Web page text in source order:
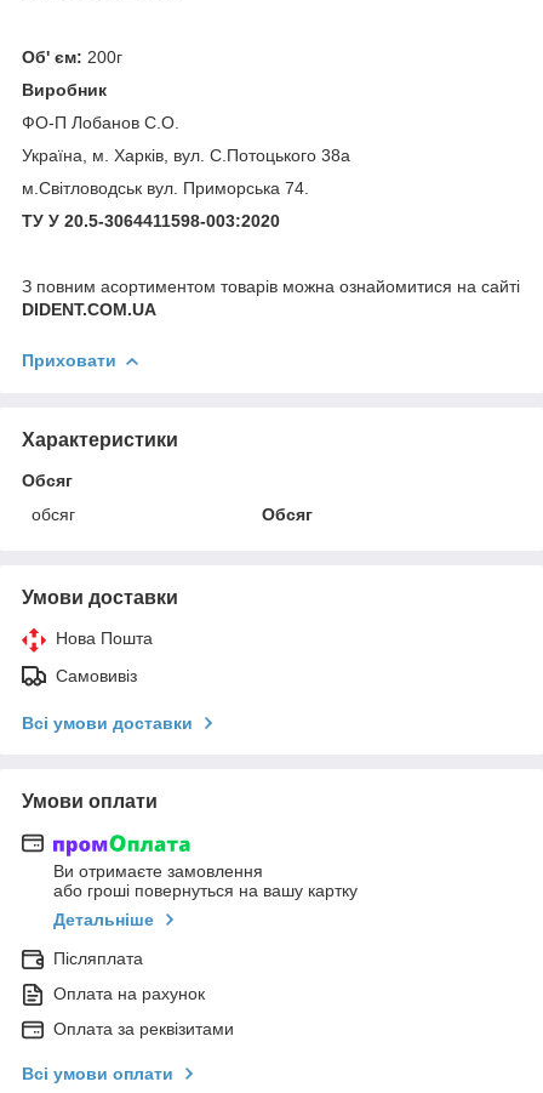
Об' єм: 200г
Виробник
ФО-П Лобанов С.О.
Україна, м. Харків, вул. С.Потоцького 38а
м.Світловодськ вул. Приморська 74.
ТУ У 20.5-3064411598-003:2020
З повним асортиментом товарів можна ознайомитися на сайті
DIDENT.COM.UA
Приховати
Характеристики
Обсяг
обсяг
Обсяг
Умови доставки
Нова Пошта
Самовивіз
Всі умови доставки
Умови оплати
Ви отримаєте замовлення
або гроші повернуться на вашу картку
Детальніше
Післяплата
Оплата на рахунок
Оплата за реквізитами
Всі умови оплати